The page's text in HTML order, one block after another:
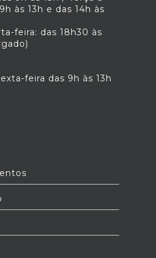
às 13h e das 14h às
feira: das 18h30 às
feira das 9h às 13h